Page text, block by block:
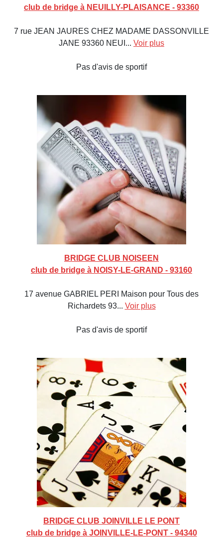
club de bridge à NEUILLY-PLAISANCE - 93360
7 rue JEAN JAURES CHEZ MADAME DASSONVILLE
JANE 93360 NEUI... Voir plus
Pas d'avis de sportif
BRIDGE CLUB NOISEEN
club de bridge à NOISY-LE-GRAND - 93160
17 avenue GABRIEL PERI Maison pour Tous des
Richardets 93... Voir plus
Pas d'avis de sportif
BRIDGE CLUB JOINVILLE LE PONT
club de bridge à JOINVILLE-LE-PONT - 94340